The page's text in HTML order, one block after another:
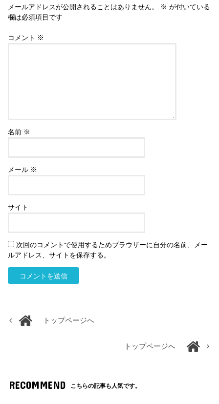
メールアドレスが公開されることはありません。 ※ が付いている
欄は必須項目です
コメント ※
名前 ※
メール ※
サイト
次回のコメントで使用するためブラウザーに自分の名前、メー
ルアドレス、サイトを保存する。
トップページへ
トップページへ
RECOMMEND こちらの記事も人気です。